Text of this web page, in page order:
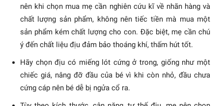
nên khi chọn mua mẹ cần nghiên cứu kĩ về nhãn hàng và
chất lượng sản phẩm, không nên tiếc tiền mà mua một
sản phẩm kém chất lượng cho con. Đặc biệt, mẹ cần chú
ý đến chất liệu địu đảm bảo thoáng khí, thấm hút tốt.
Hãy chọn địu có miếng lót cứng ở trong, giống như một
chiếc giá, nâng đỡ đầu của bé vì khi còn nhỏ, đầu chưa
cứng cáp nên bé dễ bị ngửa cổ ra.